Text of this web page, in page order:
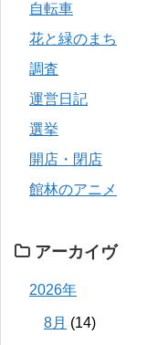
自転車
花と緑のまち
調査
運営日記
選挙
開店・閉店
館林のアニメ
アーカイヴ
2026年
8月 (14)